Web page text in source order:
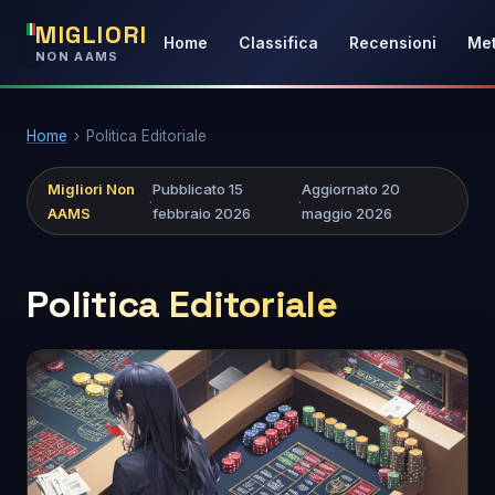
MIGLIORI
NON AAMS
Home Classifica Recensioni
Home › Politica Editoriale
Migliori Non
AAMS
·
Pubblicato 15
febbraio 2026
·
Aggiornato 20
maggio 2026
Politica Editoriale